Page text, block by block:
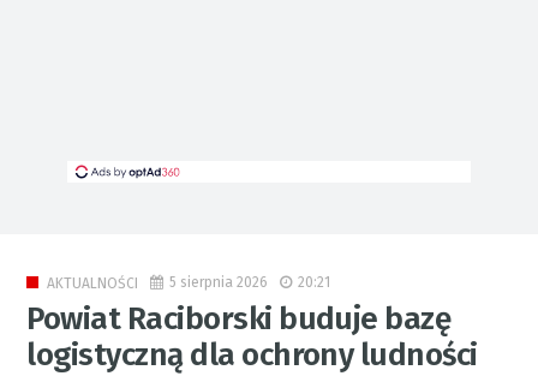
AKTUALNOŚCI 5 sierpnia 2026 20:21
Powiat Raciborski buduje bazę
logistyczną dla ochrony ludności